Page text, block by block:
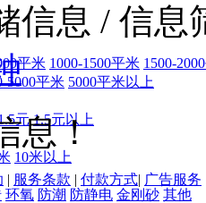
平米 1000-1500平米 1500-
5000平米 5000平米以上
元 1.5元以上
10米以上
环氧 防潮 防静电 金刚砂 其他
信息 / 信息
息！
| 服务条款 | 付款方式| 广告服务